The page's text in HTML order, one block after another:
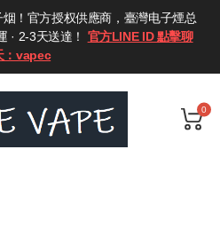
！官方授权供應商，臺灣电子煙总
· 2-3天送達！ 官方LINE ID 點擊聊
：vapec
0